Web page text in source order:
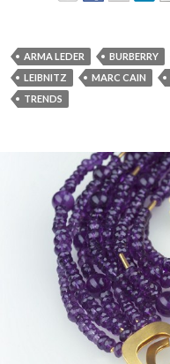
ARMA LEDER BURBERRY
LEIBNITZ
MARC CAIN
TRENDS